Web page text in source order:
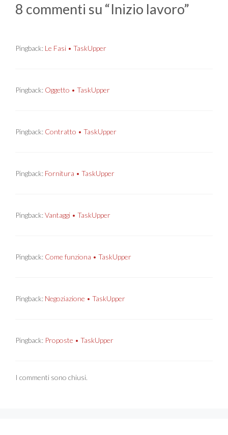
8 commenti su “Inizio lavoro”
Pingback: Le Fasi • TaskUpper
Pingback: Oggetto • TaskUpper
Pingback: Contratto • TaskUpper
Pingback: Fornitura • TaskUpper
Pingback:Vantaggi • TaskUpper
Pingback: Come funziona • TaskUpper
Pingback: Negoziazione • TaskUpper
Pingback: Proposte • TaskUpper
I commenti sono chiusi.